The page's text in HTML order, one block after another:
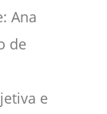
Ana
de
e